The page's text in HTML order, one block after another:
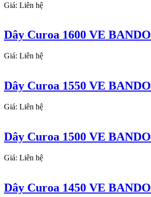
Giá: Liên hệ
Dây Curoa 1600 VE BANDO
Giá: Liên hệ
Dây Curoa 1550 VE BANDO
Giá: Liên hệ
Dây Curoa 1500 VE BANDO
Giá: Liên hệ
Dây Curoa 1450 VE BANDO